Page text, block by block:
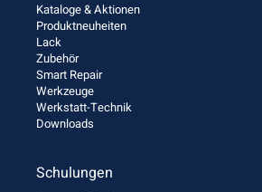
Kataloge & Aktionen
Produktneuheiten
Lack
Zubehör
Smart Repair
Werkzeuge
Werkstatt-Technik
Downloads
Schulungen